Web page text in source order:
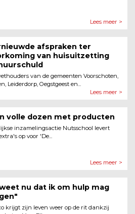
Lees meer >
afspraken ter
van huisuitzetting
van de gemeenten Voorschoten,
Leiderdorp, Oegstgeest en...
Lees meer >
volle dozen met producten
inzamelingsactie Nutsschool levert
op voor 'De...
Lees meer >
nu dat ik om hulp mag
krijgt zijn leven weer op de rit dankzij